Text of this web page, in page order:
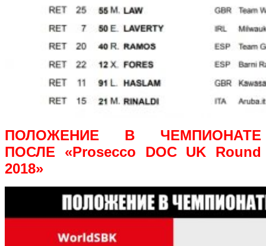
ПОЛОЖЕНИЕ В ЧЕМПИОНАТЕ
ПОСЛЕ «Prosecco DOC UK Round
2018»